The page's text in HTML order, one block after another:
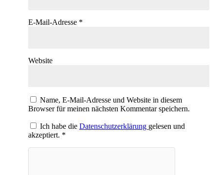
E-Mail-Adresse *
Website
Name, E-Mail-Adresse und Website in diesem
Browser für meinen nächsten Kommentar speichern.
Ich habe die Datenschutzerklärung gelesen und
akzeptiert. *